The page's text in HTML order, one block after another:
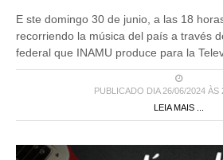
E ste domingo 30 de junio, a las 18
recorriendo la música del país a través
federal que INAMU produce para la
PUBLICADO DIA 26/06/2024 ÀS
LEIA MAIS ...